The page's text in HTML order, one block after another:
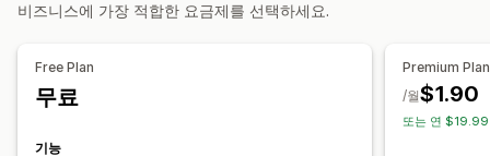
비즈니스에 가장 적합한 요금제를 선택하세요.
Free Plan
무료
기능
Premium Plan
$1.90
/월
또는 연 $19.99